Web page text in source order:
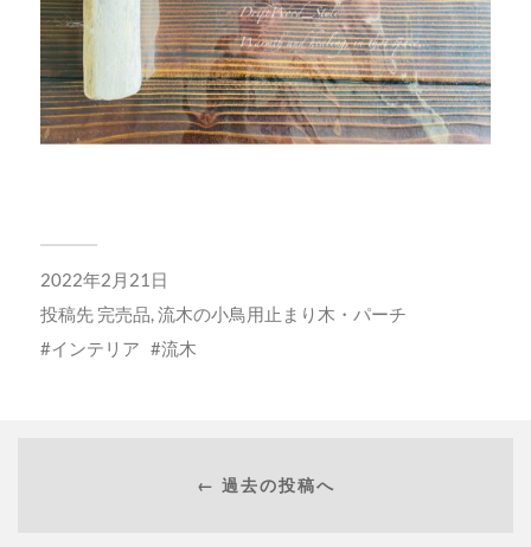
2022年2月21日
投稿先 完売品,流木の小鳥用止まり木・パーチ
インテリア
流木
← 過去の投稿へ